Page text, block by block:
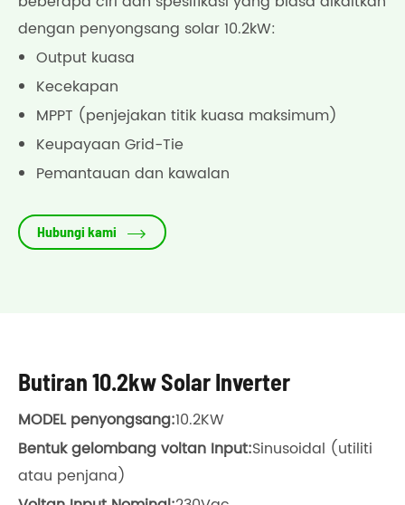
dengan penyongsang solar 10.2kW:
Output kuasa
Kecekapan
MPPT (penjejakan titik kuasa maksimum)
Keupayaan Grid-Tie
Pemantauan dan kawalan
Hubungi kami 
Butiran 10.2kw Solar Inverter
MODEL penyongsang:10.2KW
Bentuk gelombang voltan Input:Sinusoidal (utiliti
atau penjana)